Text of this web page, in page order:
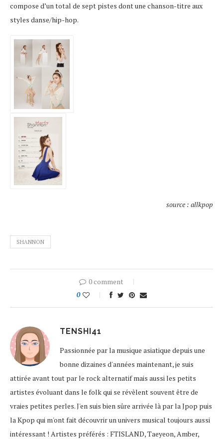
compose d’un total de sept pistes dont une chanson-titre aux
styles danse/hip-hop.
source : allkpop
SHANNON
0 comment
0
TENSHI41
Passionnée par la musique asiatique depuis une
bonne dizaines d'années maintenant, je suis
attirée avant tout par le rock alternatif mais aussi les petits
artistes évoluant dans le folk qui se révèlent souvent être de
vraies petites perles. J'en suis bien sûre arrivée là par la Jpop puis
la Kpop qui m'ont fait découvrir un univers musical toujours aussi
intéressant ! Artistes préférés : FTISLAND, Taeyeon, Amber,